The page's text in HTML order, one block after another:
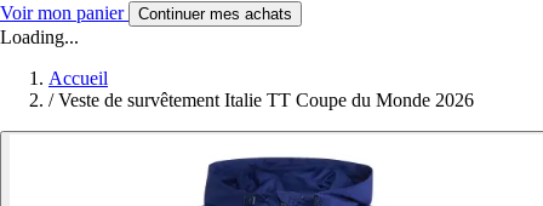
Voir mon panier Continuer mes achats
Loading...
Accueil
/ Veste de survêtement Italie TT Coupe du Monde 2026